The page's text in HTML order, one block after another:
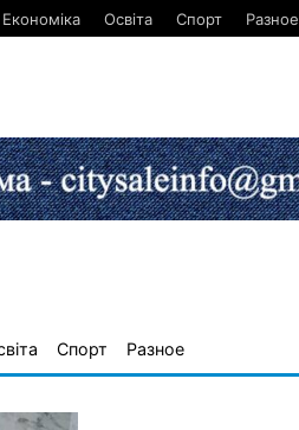
Економіка Освіта Спорт Разное
Спорт Разное